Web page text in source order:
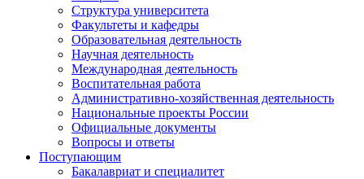
Структура университета
Факультеты и кафедры
Образовательная деятельность
Научная деятельность
Международная деятельность
Воспитательная работа
Административно-хозяйственная деятельность
Национальные проекты России
Официальные документы
Вопросы и ответы
Поступающим
Бакалавриат и специалитет